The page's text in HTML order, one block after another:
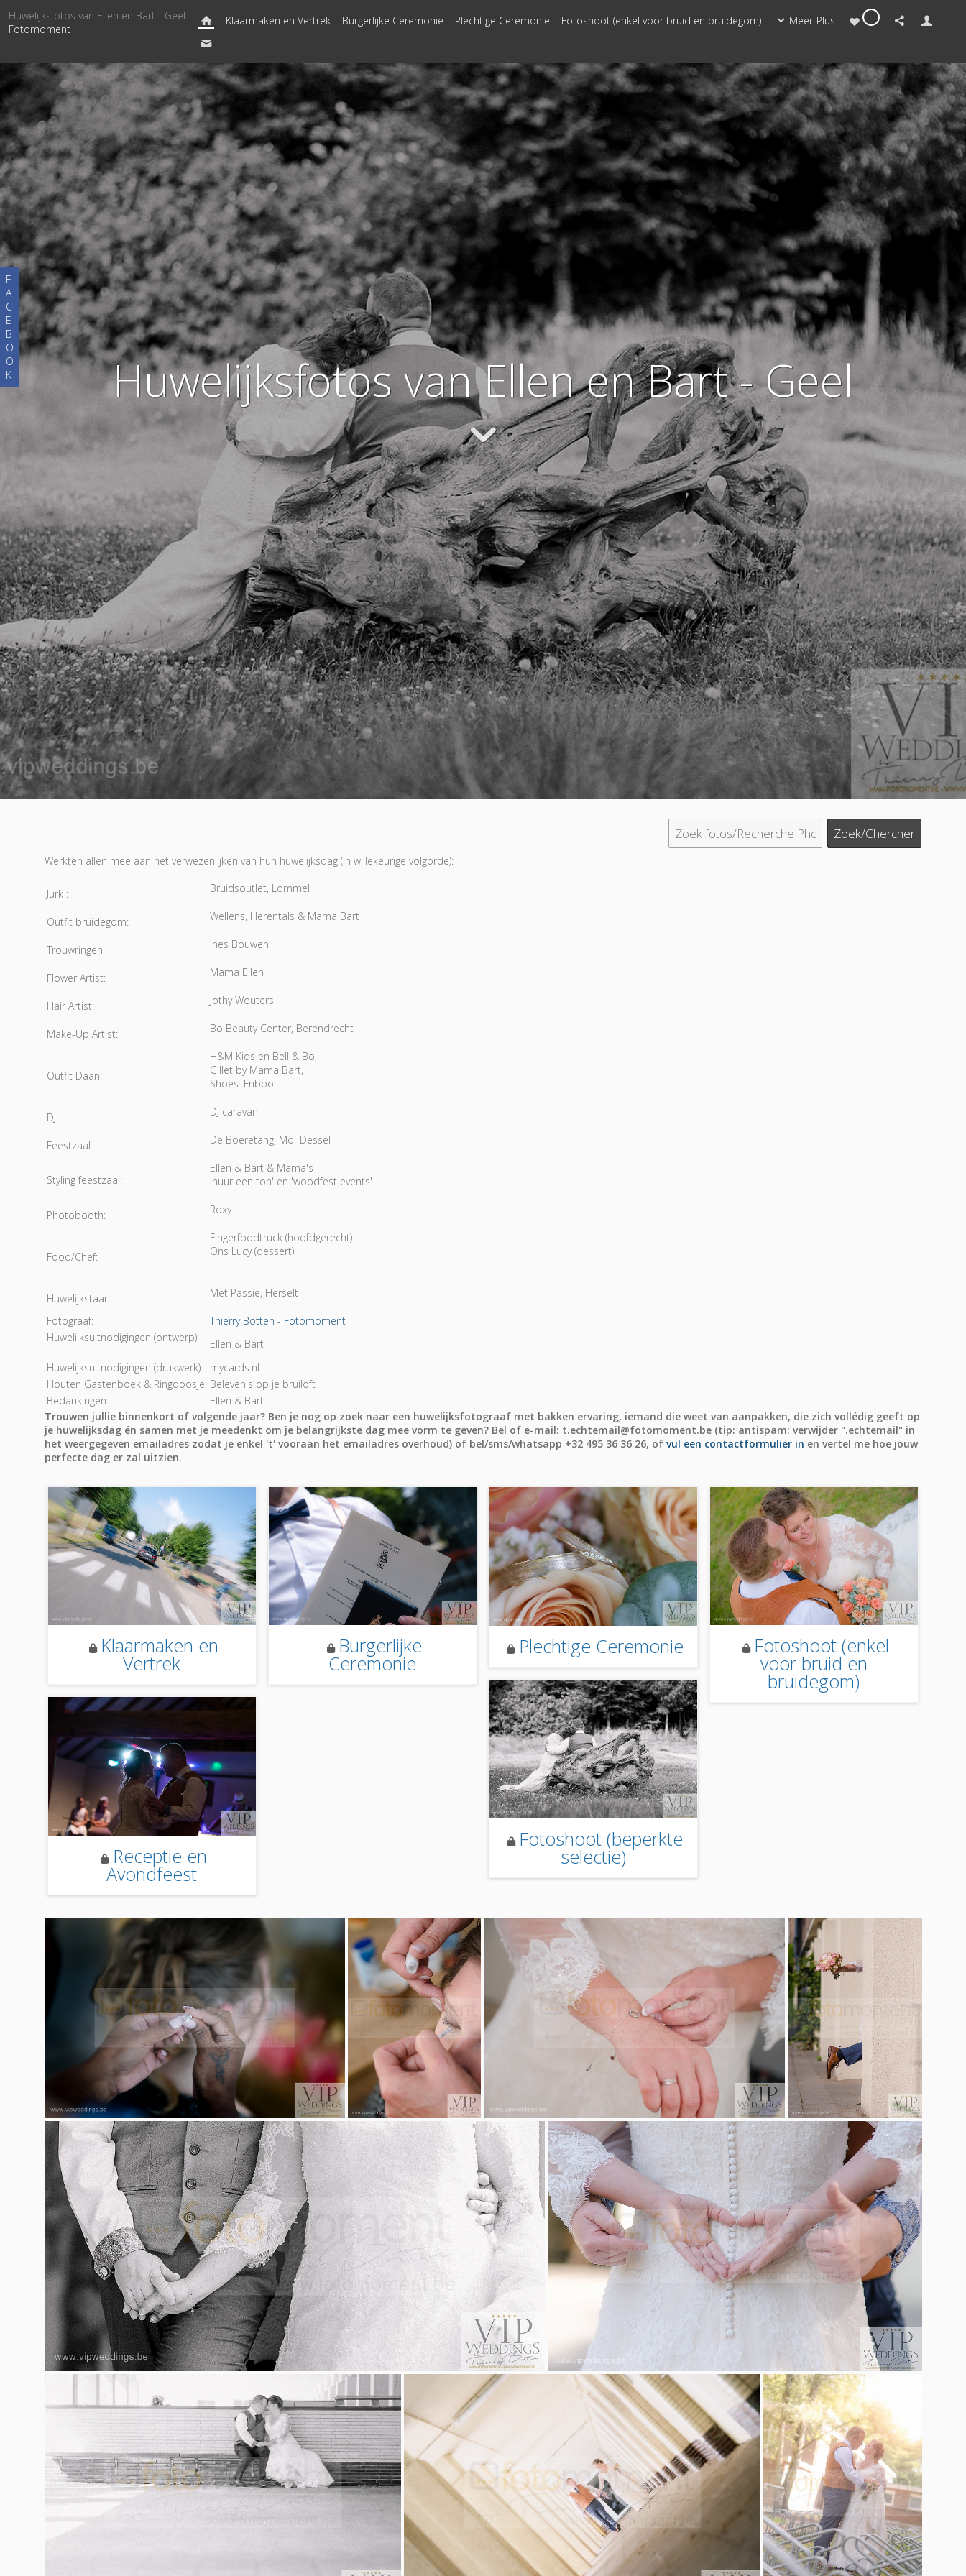
F
A
C
E
B
O
O
K
Huwelijksfotos van Ellen en Bart - Geel
Fotomoment
Klaarmaken en Vertrek Burgerlijke Ceremonie Plechtige Ceremonie Fotoshoot (enkel voor bruid en bruidegom) Meer-Plus
Huwelijksfotos van Ellen en Bart - Geel
Werkten allen mee aan het verwezenlijken van hun huwelijksdag (in willekeurige volgorde):
Jurk : Bruidsoutlet, Lommel
Outfit bruidegom: Wellens, Herentals & Mama Bart
Trouwringen: Ines Bouwen
Flower Artist: Mama Ellen
Hair Artist: Jothy Wouters
Make-Up Artist: Bo Beauty Center, Berendrecht
Outfit Daan:
H&M Kids en Bell & Bo,
Gillet by Mama Bart,
Shoes: Friboo
DJ: DJ caravan
Feestzaal: De Boeretang, Mol-Dessel
Styling feestzaal:
Ellen & Bart & Mama's
'huur een ton' en 'woodfest events'
Photobooth: Roxy
Food/Chef:
Fingerfoodtruck (hoofdgerecht)
Ons Lucy (dessert)
Huwelijkstaart: Met Passie, Herselt
Fotograaf:
Thierry Botten - Fotomoment
Huwelijksuitnodigingen (ontwerp):
Ellen & Bart
Huwelijksuitnodigingen (drukwerk):
mycards.nl
Houten Gastenboek & Ringdoosje: Belevenis op je bruiloft
Bedankingen:
Ellen & Bart
Trouwen jullie binnenkort of volgende jaar? Ben je nog op zoek naar een huwelijksfotograaf met bakken ervaring, iemand die weet van aanpakken, die zich vollédig geeft op
je huwelijksdag én samen met je meedenkt om je belangrijkste dag mee vorm te geven? Bel of e-mail: t.echtemail@fotomoment.be (tip: antispam: verwijder ".echtemail" in
het weergegeven emailadres zodat je enkel 't' vooraan het emailadres overhoud) of bel/sms/whatsapp +32 495 36 36 26, of vul een contactformulier in en vertel me hoe jouw
perfecte dag er zal uitzien.
Klaarmaken en
Vertrek
Burgerlijke
Ceremonie
Plechtige Ceremonie Fotoshoot (enkel
voor bruid en
bruidegom)
Fotoshoot (beperkte
selectie)
Receptie en
Avondfeest